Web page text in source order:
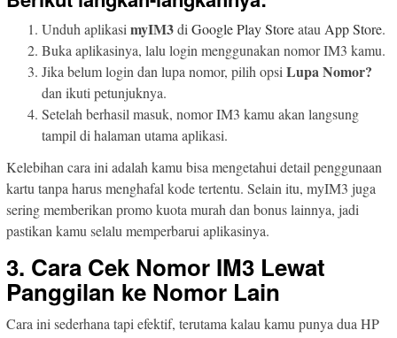
Unduh aplikasi myIM3di Google Play Storeatau App Store.
Buka aplikasinya, lalu login menggunakan nomor IM3 kamu.
Jika belum login dan lupa nomor, pilih opsi Lupa Nomor?
dan ikuti petunjuknya.
Setelah berhasil masuk, nomor IM3 kamu akan langsung
tampil di halaman utama aplikasi.
Kelebihan cara ini adalah kamu bisa mengetahui detail penggunaan
kartu tanpa harus menghafal kode tertentu. Selain itu, myIM3 juga
sering memberikan promo kuota murah dan bonus lainnya, jadi
pastikan kamu selalu memperbarui aplikasinya.
3. Cara Cek Nomor IM3 Lewat
Panggilan ke Nomor Lain
Cara ini sederhana tapi efektif, terutama kalau kamu punya dua HP